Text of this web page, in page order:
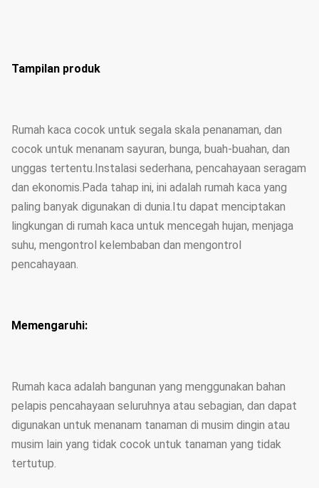
Tampilan produk
Rumah kaca cocok untuk segala skala penanaman, dan
cocok untuk menanam sayuran, bunga, buah-buahan, dan
unggas tertentu.Instalasi sederhana, pencahayaan seragam
dan ekonomis.Pada tahap ini, ini adalah rumah kaca yang
paling banyak digunakan di dunia.Itu dapat menciptakan
lingkungan di rumah kaca untuk mencegah hujan, menjaga
suhu, mengontrol kelembaban dan mengontrol
pencahayaan.
Memengaruhi:
Rumah kaca adalah bangunan yang menggunakan bahan
pelapis pencahayaan seluruhnya atau sebagian, dan dapat
digunakan untuk menanam tanaman di musim dingin atau
musim lain yang tidak cocok untuk tanaman yang tidak
tertutup.